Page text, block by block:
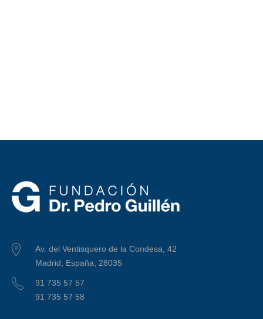
Av. del Ventisquero de la Condesa, 42
Madrid, España, 28035
91 735 57 57
91 735 57 58